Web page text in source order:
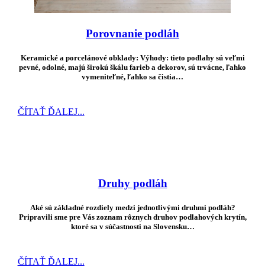
Porovnanie podláh
Keramické a porcelánové obklady: Výhody: tieto podlahy sú veľmi
pevné, odolné, majú širokú škálu farieb a dekorov, sú trvácne, ľahko
vymeniteľné, ľahko sa čistia…
ČÍTAŤ ĎALEJ...
Druhy podláh
Aké sú základné rozdiely medzi jednotlivými druhmi podláh?
Pripravili sme pre Vás zoznam rôznych druhov podlahových krytín,
ktoré sa v súčastnosti na Slovensku…
ČÍTAŤ ĎALEJ...